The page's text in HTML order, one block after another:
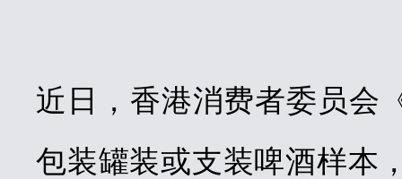
近日，香港消费者委员会
包装罐装或支装啤酒样本